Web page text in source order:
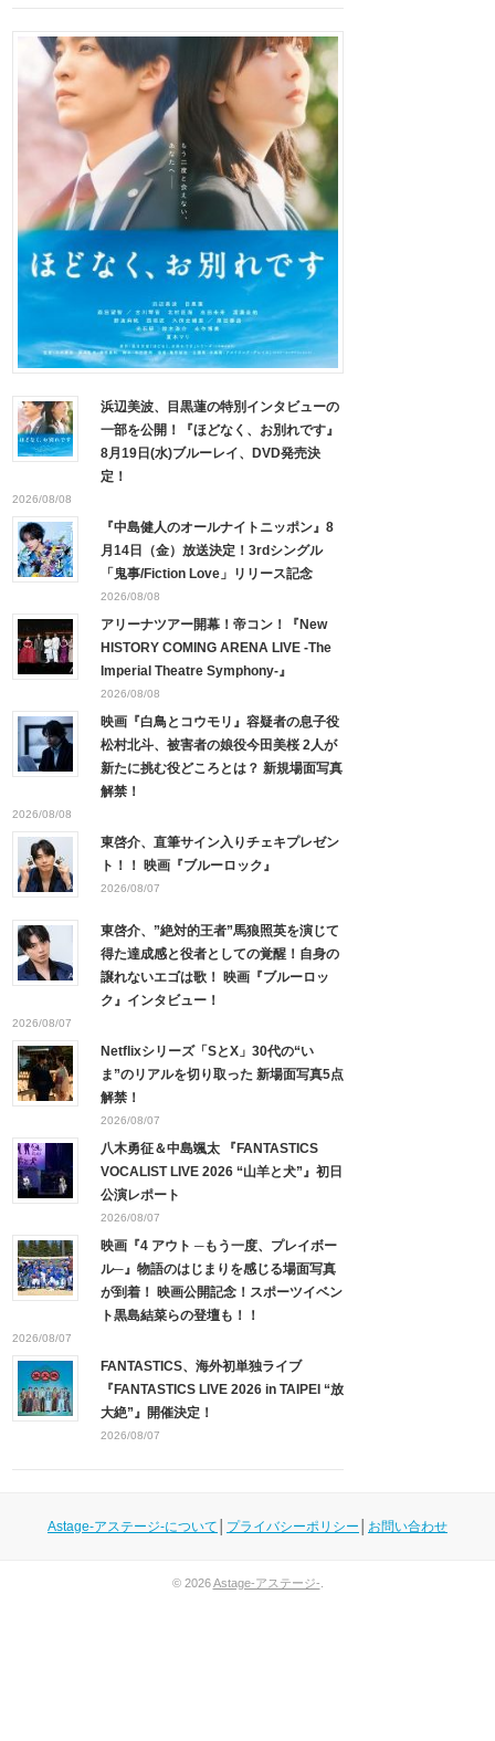
浜辺美波、目黒蓮の特別インタビューの
一部を公開！『ほどなく、お別れです』
8月19日(水)ブルーレイ、DVD発売決
定！
2026/08/08
『中島健人のオールナイトニッポン』8
月14日（金）放送決定！3rdシングル
「鬼事/Fiction Love」リリース記念
2026/08/08
アリーナツアー開幕！帝コン！『New
HISTORY COMING ARENA LIVE -The
Imperial Theatre Symphony-』
2026/08/08
映画『白鳥とコウモリ』容疑者の息子役
松村北斗、被害者の娘役今田美桜 2人が
新たに挑む役どころとは？ 新規場面写真
解禁！
2026/08/08
東啓介、直筆サイン入りチェキプレゼン
ト！！ 映画『ブルーロック』
2026/08/07
東啓介、”絶対的王者”馬狼照英を演じて
得た達成感と役者としての覚醒！自身の
譲れないエゴは歌！ 映画『ブルーロッ
ク』インタビュー！
2026/08/07
Netflixシリーズ「SとX」30代の“い
ま”のリアルを切り取った 新場面写真5点
解禁！
2026/08/07
八木勇征＆中島颯太 『FANTASTICS
VOCALIST LIVE 2026 “山羊と犬”』初日
公演レポート
2026/08/07
映画『4 アウト ─もう一度、プレイボー
ル─』物語のはじまりを感じる場面写真
が到着！ 映画公開記念！スポーツイベン
ト黒島結菜らの登壇も！！
2026/08/07
FANTASTICS、海外初単独ライブ
『FANTASTICS LIVE 2026 in TAIPEI “放
大絶”』開催決定！
2026/08/07
Astage-アステージ-について プライバシーポリシー お問い合わせ
© 2026Astage-アステージ-